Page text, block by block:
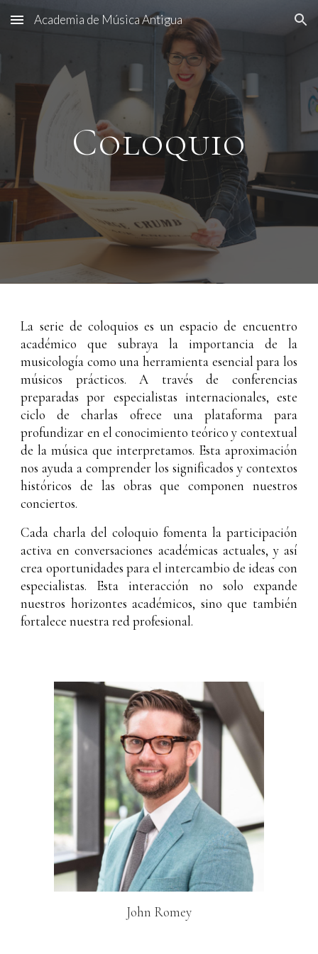
Skip to main content Skip to navigation
Academia de Música Antigua
Coloquio
La serie de coloquios es un espacio de encuentro
académico que subraya la importancia de la
musicología como una herramienta esencial para los
músicos prácticos. A través de conferencias
preparadas por especialistas internacionales, este
ciclo de charlas ofrece una plataforma para
profundizar en el conocimiento teórico y contextual
de la música que interpretamos. Esta aproximación
nos ayuda a comprender los significados y contextos
históricos de las obras que componen nuestros
conciertos.
Cada charla del coloquio fomenta la participación
activa en conversaciones académicas actuales, y así
crea oportunidades para el intercambio de ideas con
especialistas. Esta interacción no solo expande
nuestros horizontes académicos, sino que también
fortalece nuestra red profesional.
John Romey